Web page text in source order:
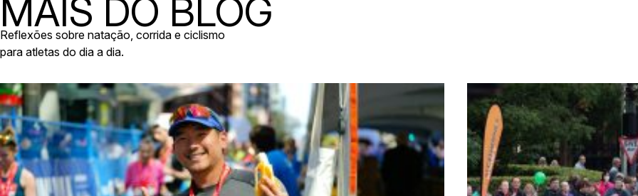
MAIS DO BLOG
Reflexões sobre natação, corrida e ciclismo
para atletas do dia a dia.